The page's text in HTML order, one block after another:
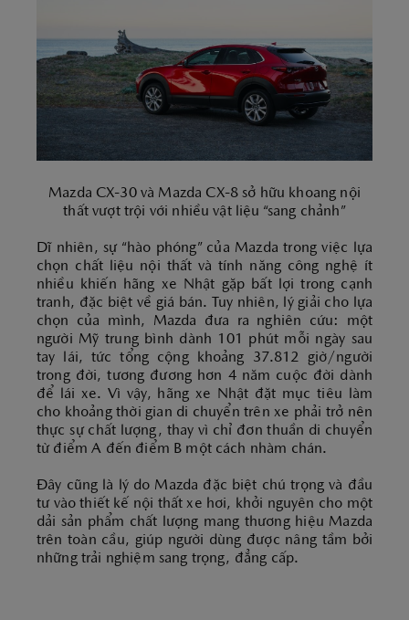
Mazda CX-30 và Mazda CX-8 sở hữu khoang nội
thất vượt trội với nhiều vật liệu “sang chảnh”
Dĩ nhiên, sự “hào phóng” của Mazda trong việc lựa
chọn chất liệu nội thất và tính năng công nghệ ít
nhiều khiến hãng xe Nhật gặp bất lợi trong cạnh
tranh, đặc biệt về giá bán. Tuy nhiên, lý giải cho lựa
chọn của mình, Mazda đưa ra nghiên cứu: một
người Mỹ trung bình dành 101 phút mỗi ngày sau
tay lái, tức tổng cộng khoảng 37.812 giờ/người
trong đời, tương đương hơn 4 năm cuộc đời dành
để lái xe. Vì vậy, hãng xe Nhật đặt mục tiêu làm
cho khoảng thời gian di chuyển trên xe phải trở nên
thực sự chất lượng, thay vì chỉ đơn thuần di chuyển
từ điểm A đến điểm B một cách nhàm chán.
Đây cũng là lý do Mazda đặc biệt chú trọng và đầu
tư vào thiết kế nội thất xe hơi, khởi nguyên cho một
dải sản phẩm chất lượng mang thương hiệu Mazda
trên toàn cầu, giúp người dùng được nâng tầm bởi
những trải nghiệm sang trọng, đẳng cấp.